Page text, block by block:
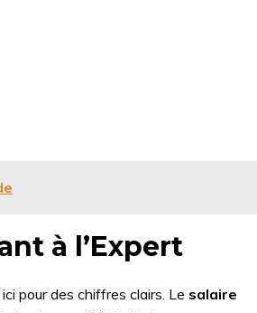
à l’Expert
pour des chiffres clairs. Le salaire